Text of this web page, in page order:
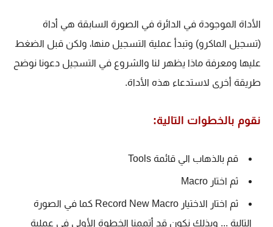
الأداة الموجودة في الدائرة في الصورة السابقة هي أداة
(تسجيل الماكرو) وتبدأ عملية التسجيل منها، ولكن قبل الضغط
عليها ومعرفة ماذا يظهر لنا والشروع في التسجيل دعونا نوضح
طريقة أخرى لاستدعاء هذه الأداة.
نقوم بالخطوات التالية:
قم بالذهاب الي قائمة Tools
ثم اختار Macro
ثم اختار الاختيار Record New Macro كما في الصورة
التالية ... وبذلك نكون قد أتممنا الخطوة الأولي في عملية